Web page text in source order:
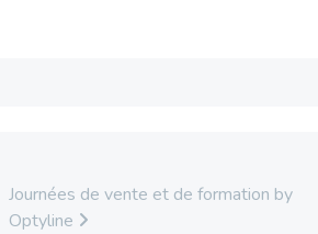
Journées de vente et de formation by
Optyline